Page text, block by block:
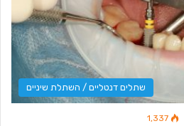
שתלים דנטליים / השתלת שיניים
1,337